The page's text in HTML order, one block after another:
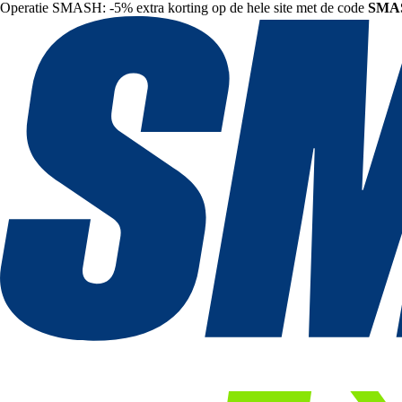
Operatie SMASH: -5% extra korting op de hele site met de code